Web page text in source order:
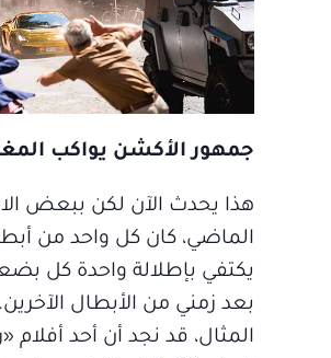
جمهور الأكشن يواكب
هذا يحدث الآن لكن ببعض
الماضي، كان كل واحد من
يكتفي بإطلالة واحدة كل
بعد زمني من الأبطال
المثال، قد نجد أن أحد